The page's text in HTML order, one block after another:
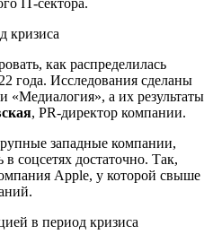
кризиса
как распределилась
года. Исследования сделаны
«Медиалогия», а их результаты
, PR-директор компании.
западные компании,
соцсетях достаточно. Так,
Apple, у которой свыше